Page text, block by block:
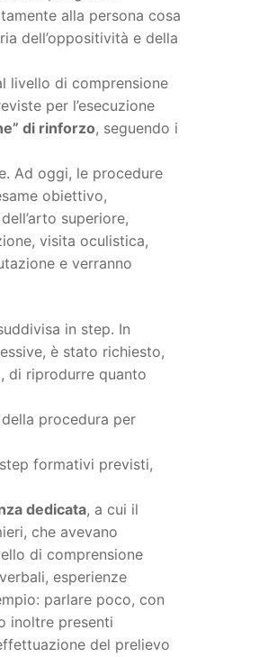
alla persona cosa
dell’oppositività e della
livello di comprensione
per l’esecuzione
di rinforzo, seguendo i
Ad oggi, le procedure
obiettivo,
superiore,
visita oculistica,
e verranno
in step. In
è stato richiesto,
di riprodurre quanto
procedura per
formativi previsti,
dedicata, a cui il
che avevano
di comprensione
esperienze
parlare poco, con
inoltre presenti
del prelievo